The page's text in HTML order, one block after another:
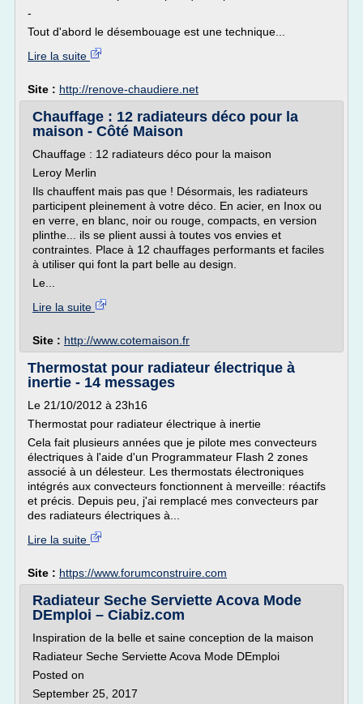
-
Tout d'abord le désembouage est une technique...
Lire la suite
Site : http://renove-chaudiere.net
Chauffage : 12 radiateurs déco pour la
maison - Côté Maison
Chauffage : 12 radiateurs déco pour la maison
Leroy Merlin
Ils chauffent mais pas que ! Désormais, les radiateurs
participent pleinement à votre déco. En acier, en Inox ou
en verre, en blanc, noir ou rouge, compacts, en version
plinthe... ils se plient aussi à toutes vos envies et
contraintes. Place à 12 chauffages performants et faciles
à utiliser qui font la part belle au design.
Le...
Lire la suite
Site : http://www.cotemaison.fr
Thermostat pour radiateur électrique à
inertie - 14 messages
Le 21/10/2012 à 23h16
Thermostat pour radiateur électrique à inertie
Cela fait plusieurs années que je pilote mes convecteurs
électriques à l'aide d'un Programmateur Flash 2 zones
associé à un délesteur. Les thermostats électroniques
intégrés aux convecteurs fonctionnent à merveille: réactifs
et précis. Depuis peu, j'ai remplacé mes convecteurs par
des radiateurs électriques à...
Lire la suite
Site : https://www.forumconstruire.com
Radiateur Seche Serviette Acova Mode
DEmploi – Ciabiz.com
Inspiration de la belle et saine conception de la maison
Radiateur Seche Serviette Acova Mode DEmploi
Posted on
September 25, 2017